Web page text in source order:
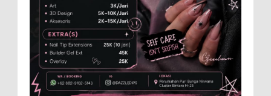
BLORA – Suasana berbeda mewarnai
Rapat Paripurna DPRD Kabupaten Blora, Selasa
(28/7/2026). Di sela penyampaian pandangan umum
fraksi-fraks...
Anggota Karang Taruna Urunan Demi